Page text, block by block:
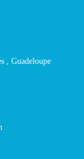
, Guadeloupe